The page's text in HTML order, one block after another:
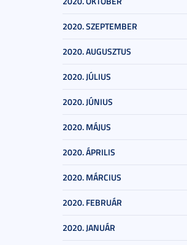
2020. SZEPTEMBER
2020. AUGUSZTUS
2020. JÚLIUS
2020. JÚNIUS
2020. MÁJUS
2020. ÁPRILIS
2020. MÁRCIUS
2020. FEBRUÁR
2020. JANUÁR